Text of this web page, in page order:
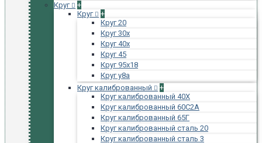
Круг
+
Круг
+
Круг 20
Круг 30х
Круг 40х
Круг 45
Круг 95х18
Круг у8а
Круг калиброванный
+
Круг калиброванный 40Х
Круг калиброванный 60С2А
Круг калиброванный 65Г
Круг калиброванный сталь 20
Круг калиброванный сталь 3